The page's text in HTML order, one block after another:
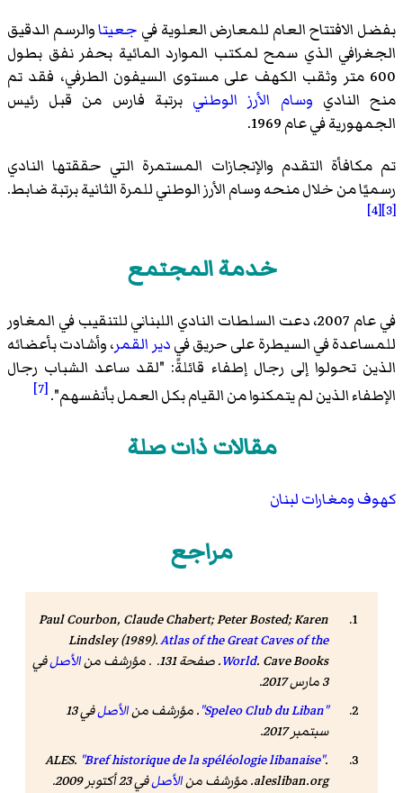
بفضل الافتتاح العام للمعارض العلوية في جعيتاوالرسم الدقيق
الجغرافي الذي سمح لمكتب الموارد المائية بحفر نفق بطول
600 متر وثقب الكهف على مستوى السيفون الطرفي، فقد تم
منح النادي وسام الأرز الوطني برتبة فارس من قبل رئيس
الجمهورية في عام 1969.
تم مكافأة التقدم والإنجازات المستمرة التي حققتها النادي
رسميًا من خلال منحه وسام الأرز الوطني للمرة الثانية برتبة ضابط.
[3]
[4]
خدمة المجتمع
في عام 2007، دعت السلطات النادي اللبناني للتنقيب في المغاور
للمساعدة في السيطرة على حريق فيدير القمر، وأشادت بأعضائه
الذين تحولوا إلى رجال إطفاء قائلةً: "لقد ساعد الشباب رجال
الإطفاء الذين لم يتمكنوا من القيام بكل العمل بأنفسهم".[7]
مقالات ذات صلة
كهوف ومغارات لبنان
مراجع
Paul Courbon, Claude Chabert; Peter Bosted; Karen
Lindsley (1989).Atlas of the Great Caves of the
World. Cave Books. صفحة 131. . مؤرشف من الأصلفي
3 مارس 2017.
"Speleo Club du Liban"
. مؤرشف منالأصل
في 13
سبتمبر 2017
.
ALES. "Bref historique de la spéléologie libanaise".
alesliban.org. مؤرشف منالأصلفي 23 أكتوبر 2009
.